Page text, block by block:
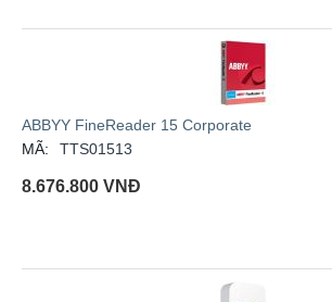
ABBYY FineReader 15 Corporate
MÃ:
TTS01513
8.676.800 VNĐ